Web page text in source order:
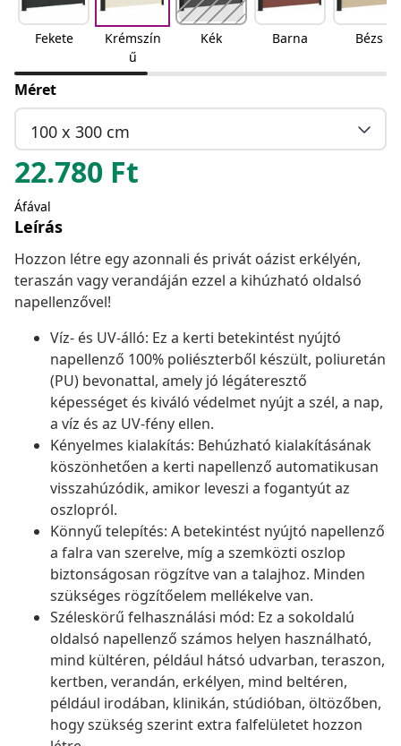
Fekete
Krémszín
ű
Kék Barna Bézs
Méret
100 x 300 cm
22.780 Ft
Áfával
Leírás
Hozzon létre egy azonnali és privát oázist erkélyén,
teraszán vagy verandáján ezzel a kihúzható oldalsó
napellenzővel!
Víz- és UV-álló: Ez a kerti betekintést nyújtó
napellenző 100% poliészterből készült, poliuretán
(PU) bevonattal, amely jó légáteresztő
képességet és kiváló védelmet nyújt a szél, a nap,
a víz és az UV-fény ellen.
Kényelmes kialakítás: Behúzható kialakításának
köszönhetően a kerti napellenző automatikusan
visszahúzódik, amikor leveszi a fogantyút az
oszlopról.
Könnyű telepítés: A betekintést nyújtó napellenző
a falra van szerelve, míg a szemközti oszlop
biztonságosan rögzítve van a talajhoz. Minden
szükséges rögzítőelem mellékelve van.
Széleskörű felhasználási mód: Ez a sokoldalú
oldalsó napellenző számos helyen használható,
mind kültéren, például hátsó udvarban, teraszon,
kertben, verandán, erkélyen, mind beltéren,
például irodában, klinikán, stúdióban, öltözőben,
hogy szükség szerint extra falfelületet hozzon